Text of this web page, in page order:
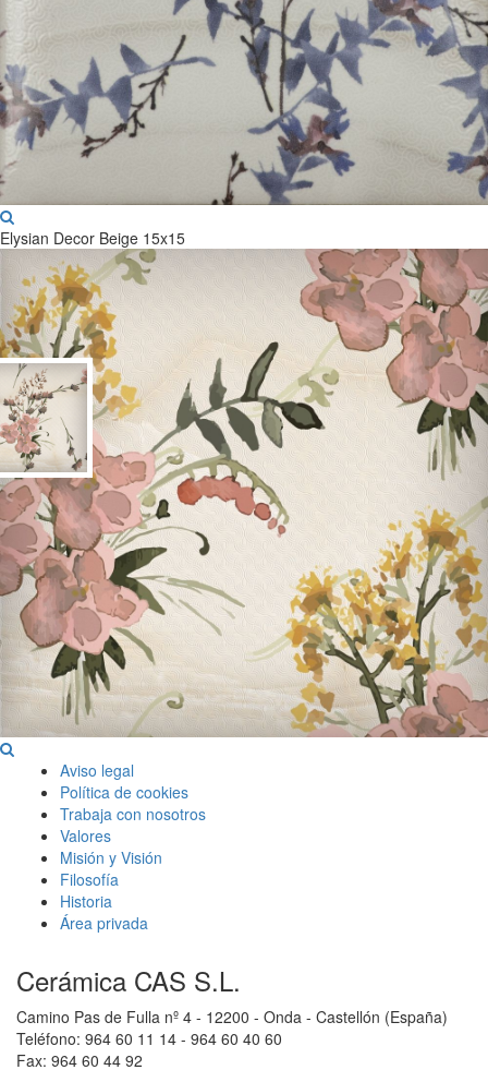
Elysian Decor Beige 15x15
Aviso legal
Política de cookies
Trabaja con nosotros
Valores
Misión y Visión
Filosofía
Historia
Área privada
Cerámica CAS S.L.
Camino Pas de Fulla nº 4 - 12200 - Onda - Castellón (España)
Teléfono: 964 60 11 14 - 964 60 40 60
Fax: 964 60 44 92